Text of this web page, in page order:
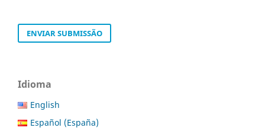
ENVIAR SUBMISSÃO
Idioma
English
Español (España)